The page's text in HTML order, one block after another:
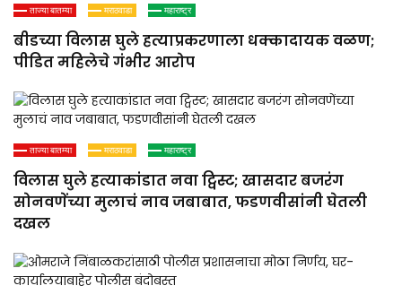
ताज्या बातम्या मराठवाडा महाराष्ट्र
बीडच्या विलास घुले हत्याप्रकरणाला धक्कादायक वळण;
पीडित महिलेचे गंभीर आरोप
ताज्या बातम्या मराठवाडा महाराष्ट्र
विलास घुले हत्याकांडात नवा ट्विस्ट; खासदार बजरंग
सोनवणेंच्या मुलाचं नाव जबाबात, फडणवीसांनी घेतली
दखल